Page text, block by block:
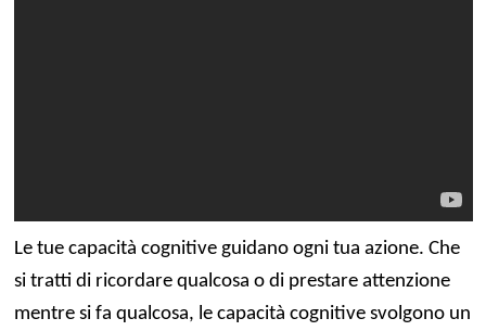
Le tue capacità cognitive guidano ogni tua azione. Che
si tratti di ricordare qualcosa o di prestare attenzione
mentre si fa qualcosa, le capacità cognitive svolgono un